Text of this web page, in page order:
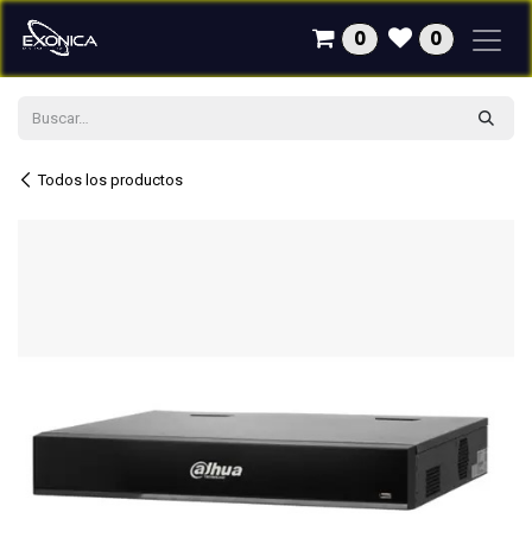
Ir al contenido
0 0
Todos los productos